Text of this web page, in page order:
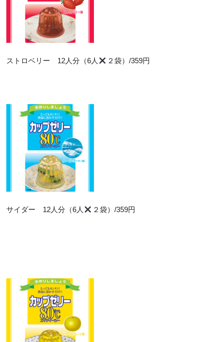
ストロベリー 12人分（6人 ２袋）/359円
サイダー 12人分（6人 ２袋）/359円